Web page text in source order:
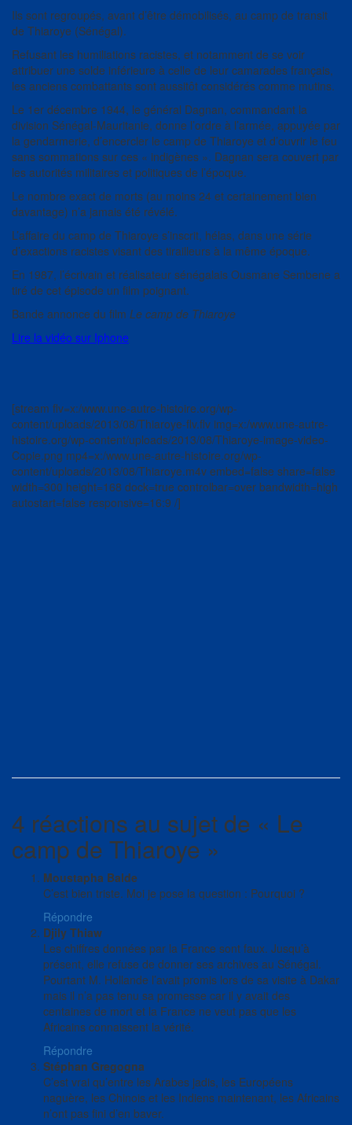
Ils sont regroupés, avant d’être démobilisés, au camp de transit
de Thiaroye (Sénégal).
Refusant les humiliations racistes, et notamment de se voir
attribuer une solde inférieure à celle de leur camarades français,
les anciens combattants sont aussitôt considérés comme mutins.
Le 1er décembre 1944, le général Dagnan, commandant la
division Sénégal-Mauritanie, donne l’ordre à l’armée, appuyée par
la gendarmerie, d’encercler le camp de Thiaroye et d’ouvrir le feu
sans sommations sur ces « indigènes ». Dagnan sera couvert par
les autorités militaires et politiques de l’époque.
Le nombre exact de morts (au moins 24 et certainement bien
davantage) n’a jamais été révélé.
L’affaire du camp de Thiaroye s’inscrit, hélas, dans une série
d’exactions racistes visant des tirailleurs à la même époque.
En 1987, l’écrivain et réalisateur sénégalais Ousmane Sembene a
tiré de cet épisode un film poignant.
Bande annonce du film Le camp de Thiaroye
Lire la vidéo sur Iphone
[stream flv=x:/www.une-autre-histoire.org/wp-
content/uploads/2013/08/Thiaroye-flv.flv img=x:/www.une-autre-
histoire.org/wp-content/uploads/2013/08/Thiaroye-image-video-
Copie.png mp4=x:/www.une-autre-histoire.org/wp-
content/uploads/2013/08/Thiaroye.m4v embed=false share=false
width=300 height=168 dock=true controlbar=over bandwidth=high
autostart=false responsive=16:9 /]
4 réactions au sujet de « Le
camp de Thiaroye »
Moustapha Balde
C’est bien triste. Moi je pose la question : Pourquoi ?
Répondre
Djily Thiaw
Les chiffres données par la France sont faux. Jusqu’à
présent, elle refuse de donner ses archives au Sénégal.
Pourtant M. Hollande l’avait promis lors de sa visite à Dakar
mais il n’a pas tenu sa promesse car il y avait des
centaines de mort et la France ne veut pas que les
Africains connaissent la vérité.
Répondre
Stéphan Gregogna
C’est vrai qu’entre les Arabes jadis, les Européens
naguère, les Chinois et les Indiens maintenant, les Africains
n’ont pas fini d’en baver.